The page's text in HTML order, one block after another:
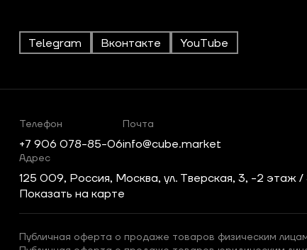
Telegram Вконтакте YouTube
Телефон
+7 906 078-85-06
Почта
info@cube.market
Адрес
125 009, Россия, Москва, ул. Тверская, 3, -2 этаж /
Показать на карте
Публичная оферта о продаже товаров физическим